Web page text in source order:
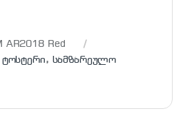
AR2018 Red
, სამზარეულო